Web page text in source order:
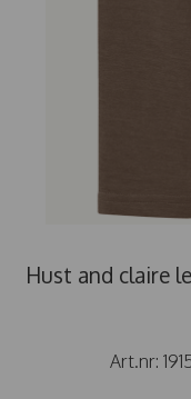
Hust and claire
Art.nr: